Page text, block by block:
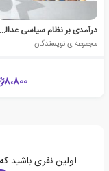
درآمدی بر نظام سیاسی عدالت در اسلام
مجموعه ی نویسندگان
8،800
اولین نفری باشید